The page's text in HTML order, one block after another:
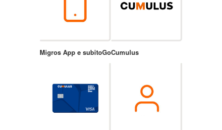
Migros App e subitoGoCumulus